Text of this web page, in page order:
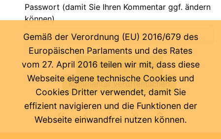
Passwort (damit Sie Ihren Kommentar ggf. ändern
können)
Gemäß der Verordnung (EU) 2016/679 des
Europäischen Parlaments und des Rates
vom 27. April 2016 teilen wir mit, dass diese
Webseite eigene technische Cookies und
Cookies Dritter verwendet, damit Sie
effizient navigieren und die Funktionen der
Webseite einwandfrei nutzen können.